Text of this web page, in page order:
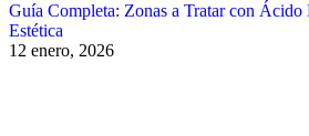
Guía Completa: Zonas a Tratar con
Estética
12 enero, 2026